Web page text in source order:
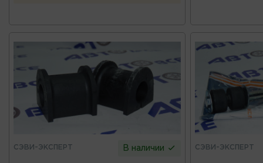
СЭВИ-ЭКСПЕРТ В наличии СЭВИ-ЭКСПЕРТ